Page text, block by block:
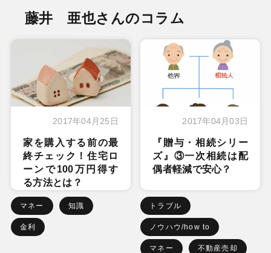
藤井 亜也さんのコラム
2017年04月25日
家を購入する前の最
終チェック！住宅ロ
ーンで100万円得す
る方法とは？
マネー 知識
金利
2017年04月03日
『贈与・相続シリー
ズ』③一次相続は配
偶者軽減で安心？
トラブル
ノウハウ/how to
マネー 不動産売却